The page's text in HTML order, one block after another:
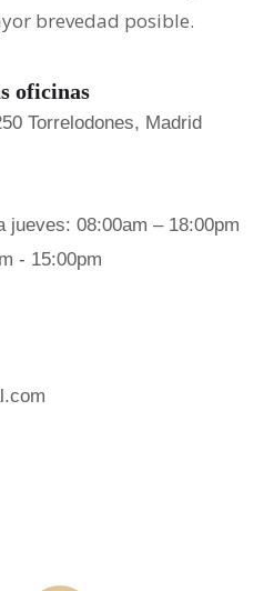
brevedad posible.
oficinas
Torrelodones, Madrid
jueves: 08:00am – 18:00pm
- 15:00pm